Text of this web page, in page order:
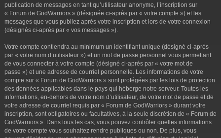
publication de messages en tant qu’utilisateur anonyme, l’inscription sur
« Forum de GodWarriors » (désignée ci-après par « votre compte ») et les
messages que vous publiez après votre inscription et lors de votre connexion
(désignés ci-après par « vos messages »).
Votre compte contiendra au minimum un identifiant unique (désigné ci-après
par « votre nom d’utilisateur ») et un mot de passe personnel vous permettant
de vous connecter à votre compte (désigné ci-après par « votre mot de
passe ») et une adresse de courriel personnelle. Les informations de votre
compte sur « Forum de GodWarriors » sont protégées par les lois de protection
des données applicables dans le pays qui héberge notre serveur. Toutes les
informations, en-dehors de votre nom d’utilisateur, de votre mot de passe et de
votre adresse de courriel requis par « Forum de GodWarriors » durant votre
inscription, sont obligatoires ou facultatives, à la seule discrétion de « Forum de
GodWarriors ». Dans tous les cas, vous pouvez contrôler quelles informations
de votre compte vous souhaitez rendre publiques ou non. De plus, vous